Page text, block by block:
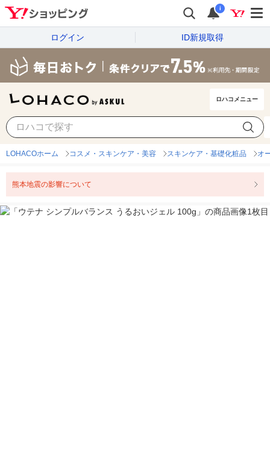
i
ログイン ID新規取得
ロハコメニュー
LOHACOホーム コスメ・スキンケア・美容 スキンケア・基礎化粧品 オ
熊本地震の影響について